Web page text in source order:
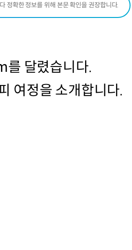
정확한 정보를 위해 본문 확인을 권장합니다.
를 달렸습니다.
여정을 소개합니다.